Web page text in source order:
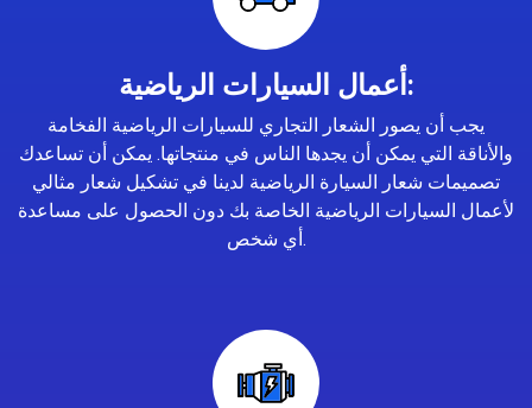
أعمال السيارات الرياضية:
يجب أن يصور الشعار التجاري للسيارات الرياضية الفخامة
والأناقة التي يمكن أن يجدها الناس في منتجاتها. يمكن أن تساعدك
تصميمات شعار السيارة الرياضية لدينا في تشكيل شعار مثالي
لأعمال السيارات الرياضية الخاصة بك دون الحصول على مساعدة
أي شخص.